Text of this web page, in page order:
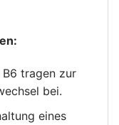
tragen zur
bei.
eines